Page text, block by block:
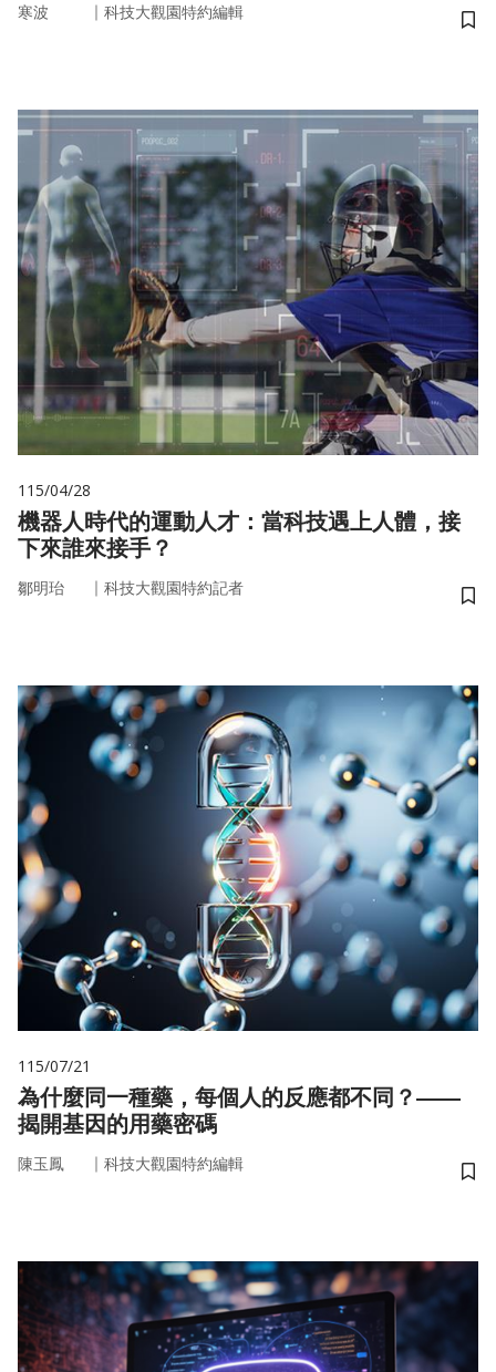
寒波 ｜ 科技大觀園特約編輯
儲
115/04/28
機器人時代的運動人才：當科技遇上人體，接
下來誰來接手？
鄒明珆 ｜ 科技大觀園特約記者
儲
115/07/21
為什麼同一種藥，每個人的反應都不同？——
揭開基因的用藥密碼
陳玉鳳 ｜ 科技大觀園特約編輯
儲